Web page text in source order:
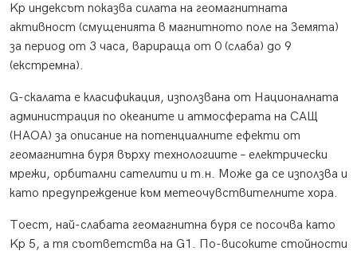
Kp индексът показва силата на геомагнитната
активност (смущенията в магнитното поле на Земята)
за период от 3 часа, варираща от 0 (слаба) до 9
(екстремна).
G-скалата е класификация, използвана от Националната
администрация по океаните и атмосферата на САЩ
(НАОА) за описание на потенциалните ефекти от
геомагнитна буря върху технологиите – електрически
мрежи, орбитални сателити и т.н. Може да се използва и
като предупреждение към метеочувствителните хора.
Тоест, най-слабата геомагнитна буря се посочва като
Kp 5, а тя съответства на G1. По-високите стойности